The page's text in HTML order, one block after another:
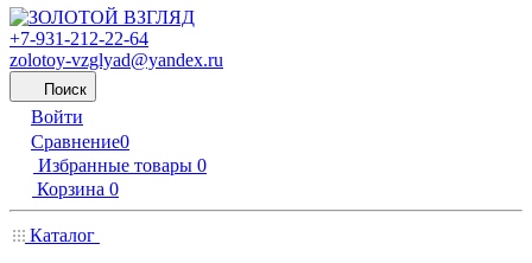
+7-931-212-22-64
zolotoy-vzglyad@yandex.ru
Поиск
Войти
Сравнение0
Избранные товары 0
Корзина 0
Каталог